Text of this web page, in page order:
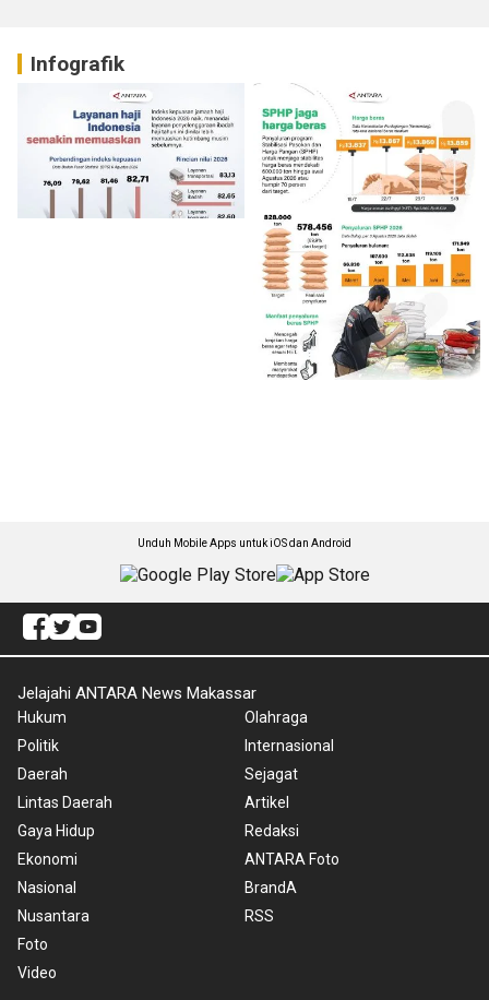
Infografik
Unduh Mobile Apps untuk iOS dan Android
Jelajahi ANTARA News Makassar
Hukum
Politik
Daerah
Lintas Daerah
Gaya Hidup
Ekonomi
Nasional
Nusantara
Foto
Video
Olahraga
Internasional
Sejagat
Artikel
Redaksi
ANTARA Foto
BrandA
RSS